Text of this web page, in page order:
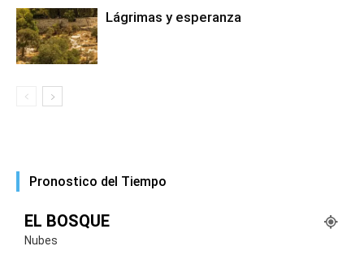
Lágrimas y esperanza
Pronostico del Tiempo
EL BOSQUE
Nubes